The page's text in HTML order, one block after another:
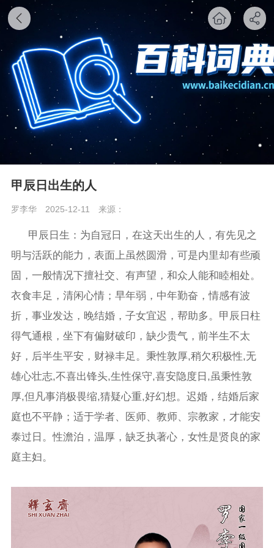
甲辰日出生的人
罗李华 2025-12-11 来源：
甲辰日生：为自冠日，在这天出生的人，有先见之
明与活跃的能力，表面上虽然圆滑，可是内里却有些顽
固，一般情况下擅社交、有声望，和众人能和睦相处。
衣食丰足，清闲心情；早年弱，中年勤奋，情感有波
折，事业发达，晚结婚，子女宜迟，帮助多。甲辰日柱
得气通根，坐下有偏财破印，缺少贵气，前半生不太
好，后半生平安，财禄丰足。秉性敦厚,稍欠积极性,无
雄心壮志,不喜出锋头,生性保守,喜安隐度日,虽秉性敦
厚,但凡事消极畏缩,猜疑心重,好幻想。迟婚，结婚后家
庭也不平静；适于学者、医师、教师、宗教家，才能安
泰过日。性澹泊，温厚，缺乏执著心，女性是贤良的家
庭主妇。